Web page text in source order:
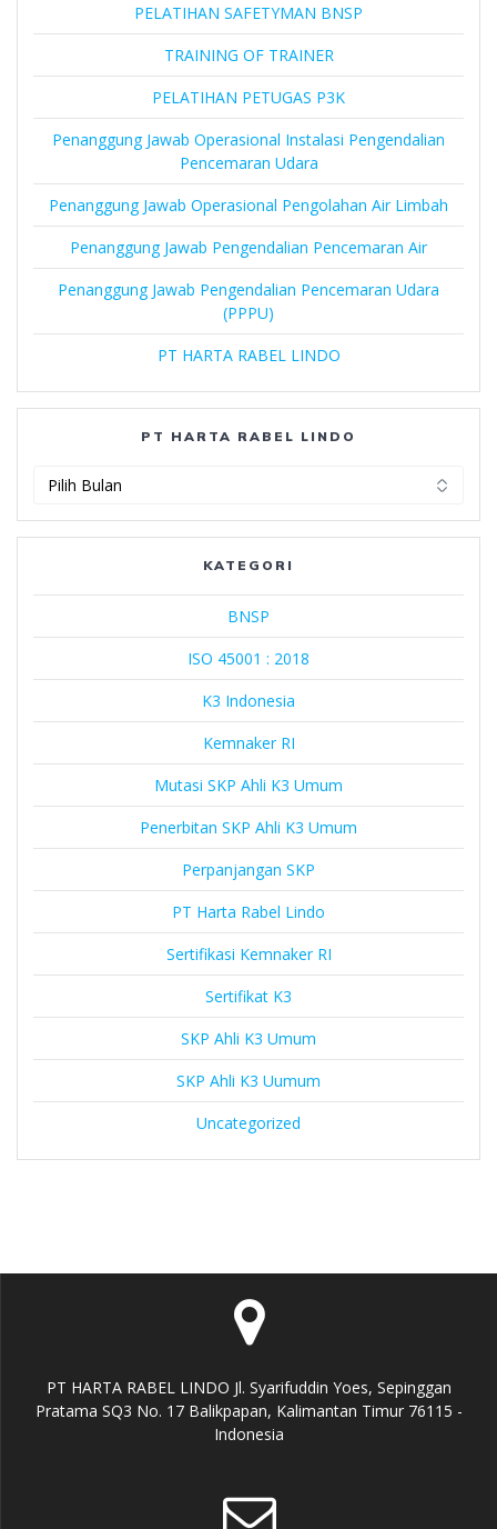
PELATIHAN SAFETYMAN BNSP
TRAINING OF TRAINER
PELATIHAN PETUGAS P3K
Penanggung Jawab Operasional Instalasi Pengendalian
Pencemaran Udara
Penanggung Jawab Operasional Pengolahan Air Limbah
Penanggung Jawab Pengendalian Pencemaran Air
Penanggung Jawab Pengendalian Pencemaran Udara
(PPPU)
PT HARTA RABEL LINDO
PT HARTA RABEL LINDO
Rabel
Lindo
KATEGORI
BNSP
ISO 45001 : 2018
K3 Indonesia
Kemnaker RI
Mutasi SKP Ahli K3 Umum
Penerbitan SKP Ahli K3 Umum
Perpanjangan SKP
PT Harta Rabel Lindo
Sertifikasi Kemnaker RI
Sertifikat K3
SKP Ahli K3 Umum
SKP Ahli K3 Uumum
Uncategorized
PT HARTA RABEL LINDO Jl. Syarifuddin Yoes, Sepinggan
Pratama SQ3 No. 17 Balikpapan, Kalimantan Timur 76115 -
Indonesia